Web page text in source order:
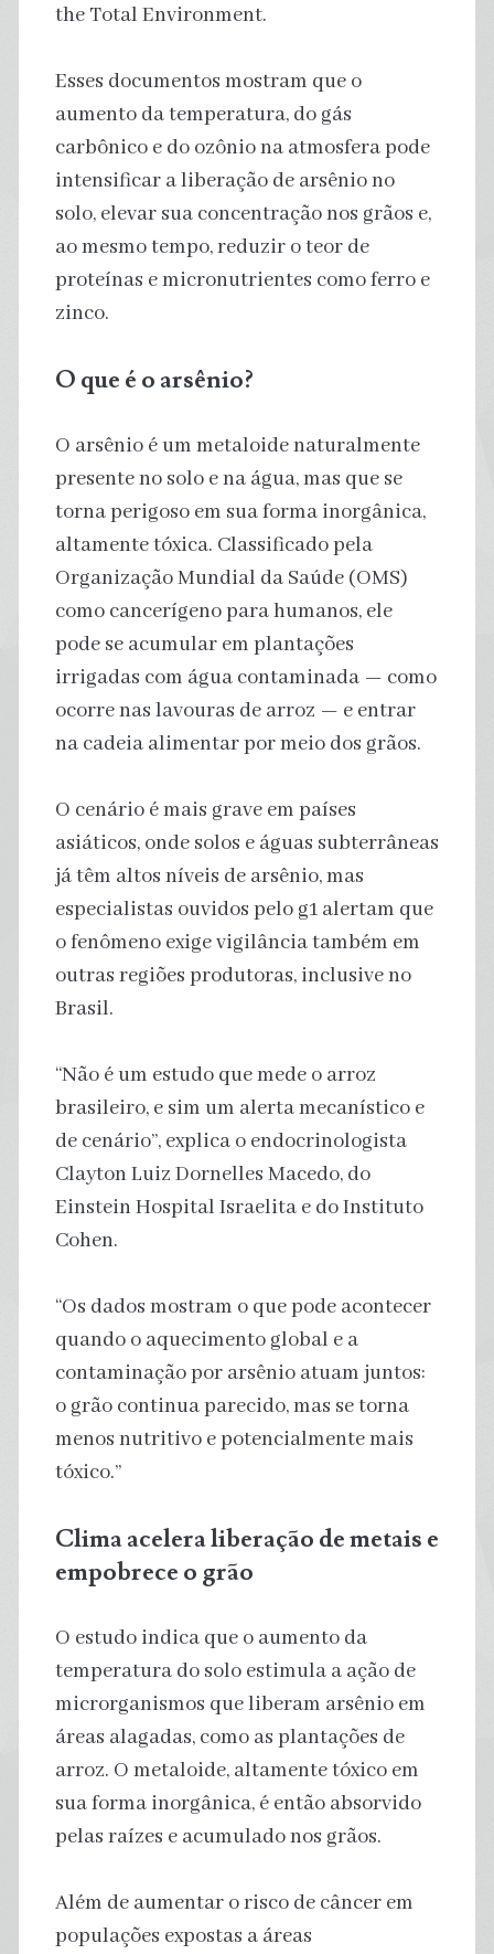
the Total Environment.
Esses documentos mostram que o
aumento da temperatura, do gás
carbônico e do ozônio na atmosfera pode
intensificar a liberação de arsênio no
solo, elevar sua concentração nos grãos e,
ao mesmo tempo, reduzir o teor de
proteínas e micronutrientes como ferro e
zinco.
O que é o arsênio?
O arsênio é um metaloide naturalmente
presente no solo e na água, mas que se
torna perigoso em sua forma inorgânica,
altamente tóxica. Classificado pela
Organização Mundial da Saúde (OMS)
como cancerígeno para humanos, ele
pode se acumular em plantações
irrigadas com água contaminada — como
ocorre nas lavouras de arroz — e entrar
na cadeia alimentar por meio dos grãos.
O cenário é mais grave em países
asiáticos, onde solos e águas subterrâneas
já têm altos níveis de arsênio, mas
especialistas ouvidos pelo g1 alertam que
o fenômeno exige vigilância também em
outras regiões produtoras, inclusive no
Brasil.
“Não é um estudo que mede o arroz
brasileiro, e sim um alerta mecanístico e
de cenário”, explica o endocrinologista
Clayton Luiz Dornelles Macedo, do
Einstein Hospital Israelita e do Instituto
Cohen.
“Os dados mostram o que pode acontecer
quando o aquecimento global e a
contaminação por arsênio atuam juntos:
o grão continua parecido, mas se torna
menos nutritivo e potencialmente mais
tóxico.”
Clima acelera liberação de metais e
empobrece o grão
O estudo indica que o aumento da
temperatura do solo estimula a ação de
microrganismos que liberam arsênio em
áreas alagadas, como as plantações de
arroz. O metaloide, altamente tóxico em
sua forma inorgânica, é então absorvido
pelas raízes e acumulado nos grãos.
Além de aumentar o risco de câncer em
populações expostas a áreas